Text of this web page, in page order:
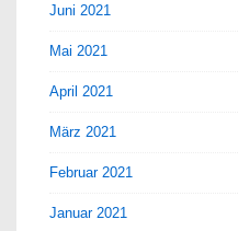
Juni 2021
Mai 2021
April 2021
März 2021
Februar 2021
Januar 2021